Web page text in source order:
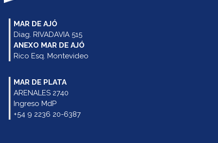
MAR DE AJÓ
Diag. RIVADAVIA 515
ANEXO MAR DE AJÓ
Rico Esq. Montevideo
MAR DE PLATA
ARENALES 2740
Ingreso MdP
+54 9 2236 20-6387